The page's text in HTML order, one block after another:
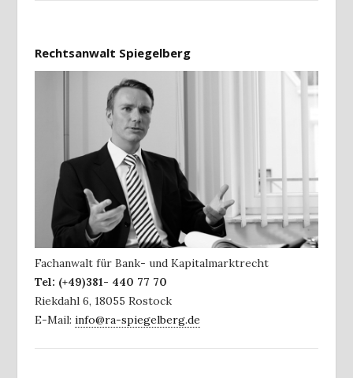
Rechtsanwalt Spiegelberg
Fachanwalt für Bank- und Kapitalmarktrecht
Tel: (+49)381- 440 77 70
Riekdahl 6, 18055 Rostock
E-Mail: info@ra-spiegelberg.de